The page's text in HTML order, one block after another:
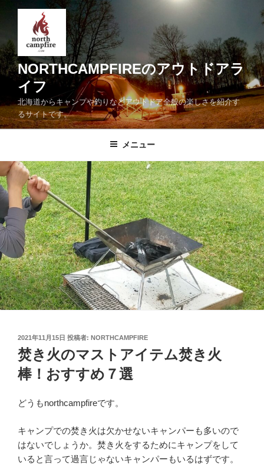
ン
ツ
へ
キ
ッ
NORTHCAMPFIREのアウトドアラ
イフ
北海道からキャンプや釣りなどアウトドア全般の楽しさを紹介す
るサイトです。
メニュー
投
稿
日:
2021年11月15日 投稿者: NORTHCAMPFIRE
焚き火のマストアイテム焚き火
棒！おすすめ７選
どうもnorthcampfireです。
キャンプでの焚き火は欠かせないキャンパーも多いので
はないでしょうか。焚き火をするためにキャンプをして
いると言って過言じゃないキャンパーもいるはずです。